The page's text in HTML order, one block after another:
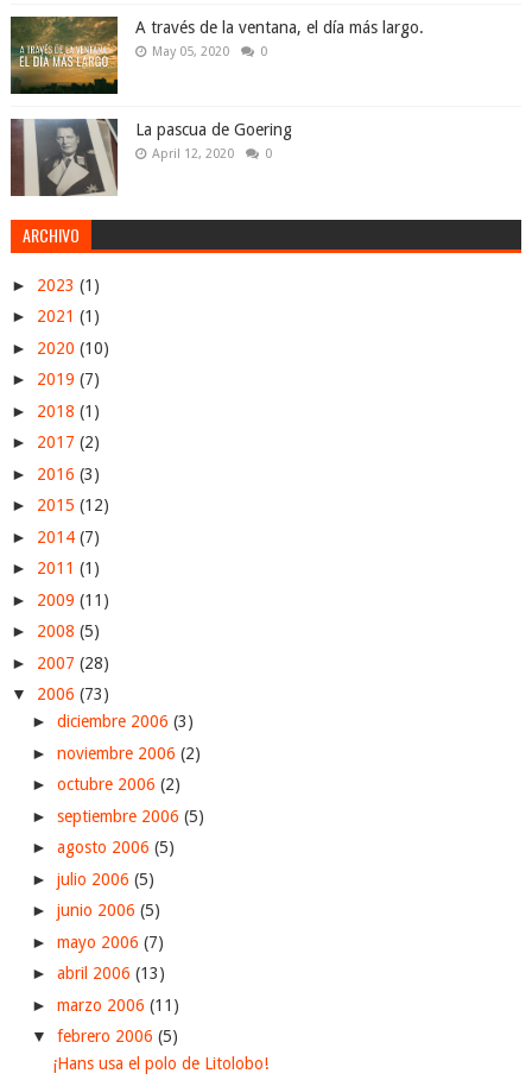
A través de la ventana, el día más largo.
May 05, 2020 0
La pascua de Goering
April 12, 2020 0
ARCHIVO
► 2023 (1)
► 2021 (1)
► 2020 (10)
► 2019 (7)
► 2018 (1)
► 2017 (2)
► 2016 (3)
► 2015 (12)
► 2014 (7)
► 2011 (1)
► 2009 (11)
► 2008 (5)
► 2007 (28)
▼ 2006 (73)
► diciembre 2006 (3)
► noviembre 2006 (2)
► octubre 2006 (2)
► septiembre 2006 (5)
► agosto 2006 (5)
► julio 2006 (5)
► junio 2006 (5)
► mayo 2006 (7)
► abril 2006 (13)
► marzo 2006 (11)
▼ febrero 2006 (5)
¡Hans usa el polo de Litolobo!